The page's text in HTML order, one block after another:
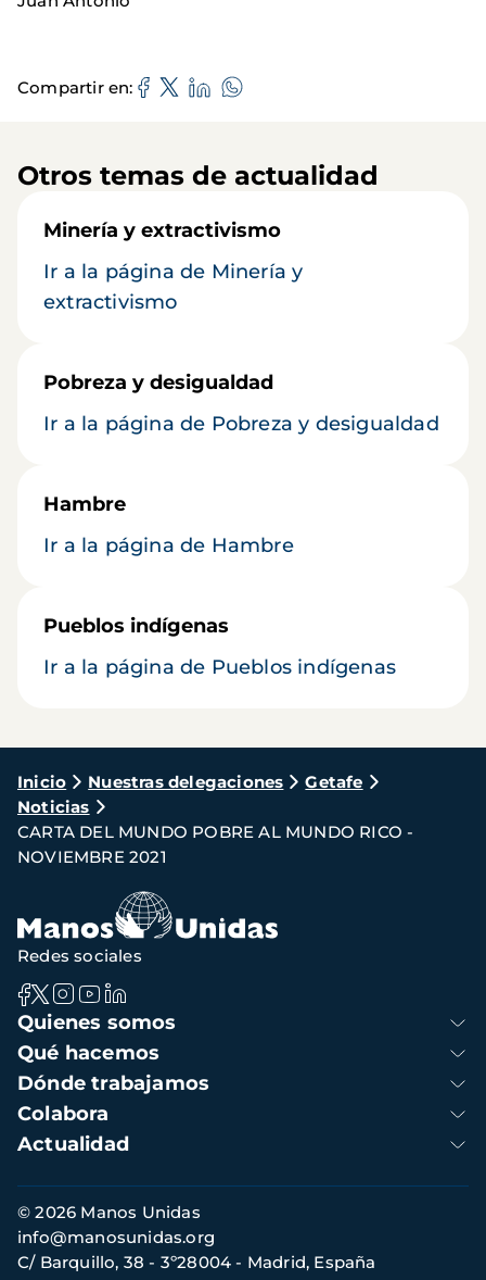
Compartir en
Otros temas de actualidad
Minería y extractivismo
Ir a la página de Minería y
extractivismo
Pobreza y desigualdad
Ir a la página de Pobreza y desigualdad
Hambre
Ir a la página de Hambre
Pueblos indígenas
Ir a la página de Pueblos indígenas
Ruta
de
navegación
Inicio Nuestras delegaciones
Getafe
Noticias
CARTA DEL MUNDO POBRE AL MUNDO RICO -
NOVIEMBRE 2021
Navegación
principal
Quienes somos
Qué hacemos
Dónde trabajamos
Colabora
Actualidad
Redes sociales
Información
de
contacto
© 2026 Manos Unidas
C/ Barquillo, 38 - 3º28004 - Madrid, España
info@manosunidas.org